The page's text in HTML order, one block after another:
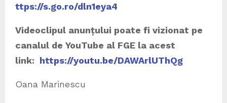
ttps://s.go.ro/dln1eya4
Videoclipul anunțului poate fi vizionat pe
canalul de YouTube al FGE la acest
link: https://youtu.be/DAWArlUThQg
Oana Marinescu